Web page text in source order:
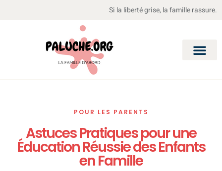
Si la liberté grise, la famille rassure.
POUR LES PARENTS
Astuces Pratiques pour une
Éducation Réussie des Enfants
en Famille